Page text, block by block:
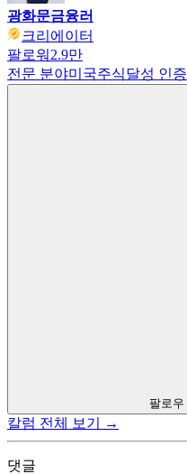
광화문금융러
크리에이터
팔로워 2.9만
전문 분야미국주식달성 인증
팔로우
칼럼 전체 보기 →
댓글